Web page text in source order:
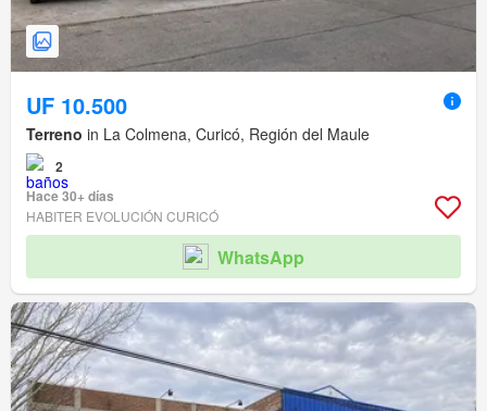
UF 10.500
Terreno in La Colmena, Curicó, Región del Maule
2
Hace 30+ días
HABITER EVOLUCIÓN CURICÓ
WhatsApp